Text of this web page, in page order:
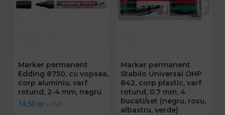
Marker permanent
Edding 8750, cu vopsea,
corp aluminiu, varf
rotund, 2-4 mm, negru
14,50 lei + TVA
Marker permanent
Stabilo Universal OHP
842, corp plastic, varf
rotund, 0.7 mm, 4
bucati/set (negru, rosu,
albastru, verde)